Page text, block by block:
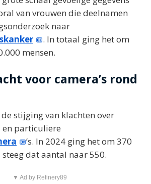
van vrouwen die deelnamen
naar
. In totaal ging het om
mensen.
voor camera’s rond
stijging van klachten over
en particuliere
’s. In 2024 ging het om 370
dat aantal naar 550.
▼ Ad by Refinery89